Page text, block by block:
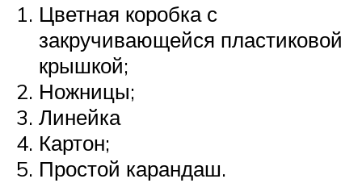
Цветная коробка с
закручивающейся пластиковой
крышкой;
Ножницы;
Линейка
Картон;
Простой карандаш.